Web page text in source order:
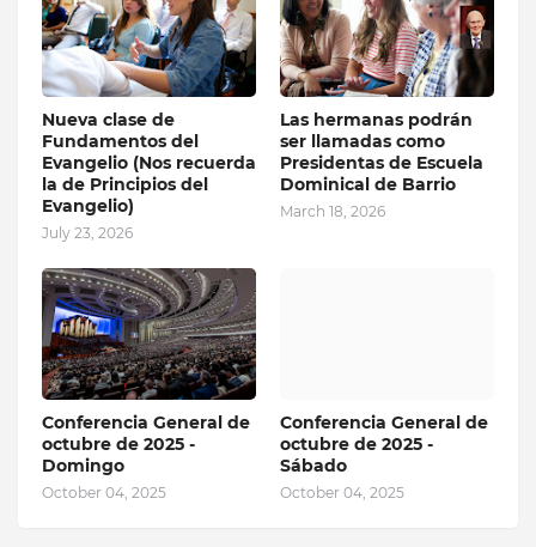
Nueva clase de
Fundamentos del
Evangelio (Nos recuerda
la de Principios del
Evangelio)
July 23, 2026
Las hermanas podrán
ser llamadas como
Presidentas de Escuela
Dominical de Barrio
March 18, 2026
Conferencia General de
octubre de 2025 -
Domingo
October 04, 2025
Conferencia General de
octubre de 2025 -
Sábado
October 04, 2025